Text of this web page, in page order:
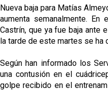
Nueva baja para Matías
aumenta semanalmente.
Castrín, que ya fue baja ante
la tarde de este martes se ha
Según han informado los
una contusión en el
golpe recibido en el